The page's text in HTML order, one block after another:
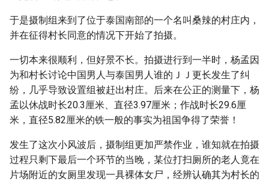
于是摄制组来到了位于泰国南部的一个名叫桑辣的村庄内，
并在征得村长同意的情况下开始了拍摄。
一切本来很顺利，但好景不长。拍摄进行到一半时，杨孟因
为和村长讨论中国男人与泰国男人谁的ＪＪ更长发生了纠
纷，几乎导致设置组被赶出村庄。后来在公正的测量下，杨
孟以休战时长20.3厘米、直径3.97厘米；作战时长29.6厘
米，直径5.82厘米的铁一般的事实为祖国争得了荣誉！
发生了这次小风波后，摄制组更加严禁作业，谁知就在拍摄
过程只剩下最后一个环节的当晚，某位打扫厕所的老人竟在
片场附近的女厕里发现一具裸体女尸，经辨认确其为村长的